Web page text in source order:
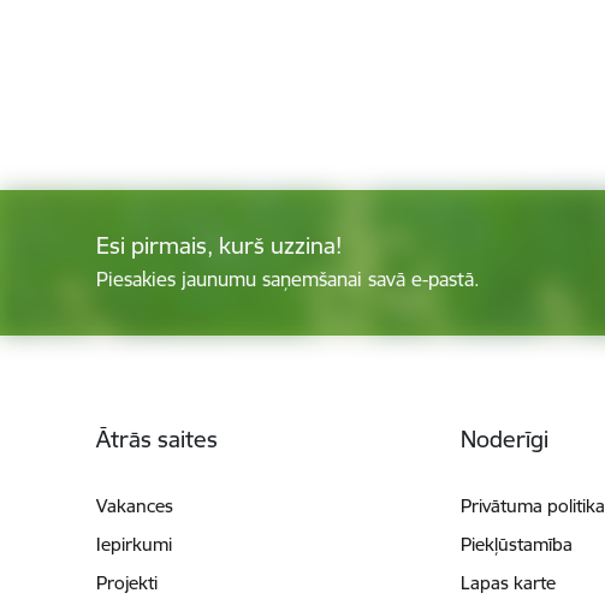
Esi pirmais, kurš uzzina!
Piesakies jaunumu saņemšanai savā e-pastā.
Ātrās saites
Vakances
Iepirkumi
Projekti
Noderīgi
Privātuma politika
Piekļūstamība
Lapas karte